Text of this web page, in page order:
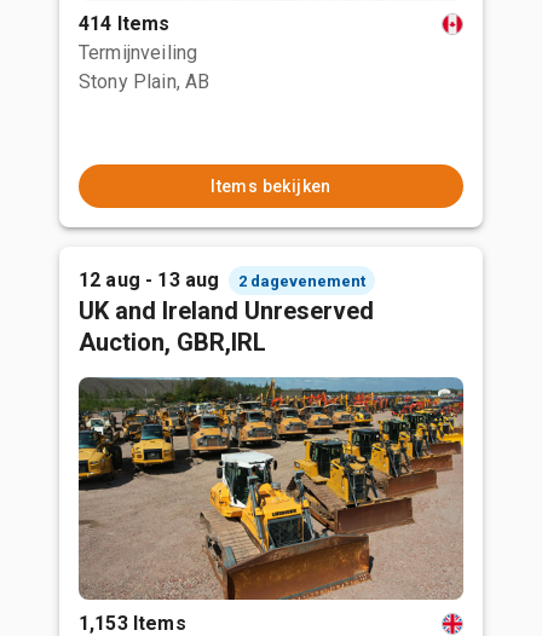
414 Items
Termijnveiling
Stony Plain, AB
Items bekijken
12 aug - 13 aug 2 dagevenement
UK and Ireland Unreserved
Auction, GBR,IRL
1,153 Items